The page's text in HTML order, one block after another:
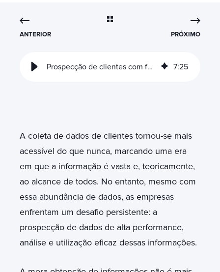
ANTERIOR PRÓXIMO
Prospecção de clientes com ferramentas de alta performance 7:25
A coleta de dados de clientes tornou-se mais
acessível do que nunca, marcando uma era
em que a informação é vasta e, teoricamente,
ao alcance de todos. No entanto, mesmo com
essa abundância de dados, as empresas
enfrentam um desafio persistente: a
prospecção de dados de alta performance,
análise e utilização eficaz dessas informações.